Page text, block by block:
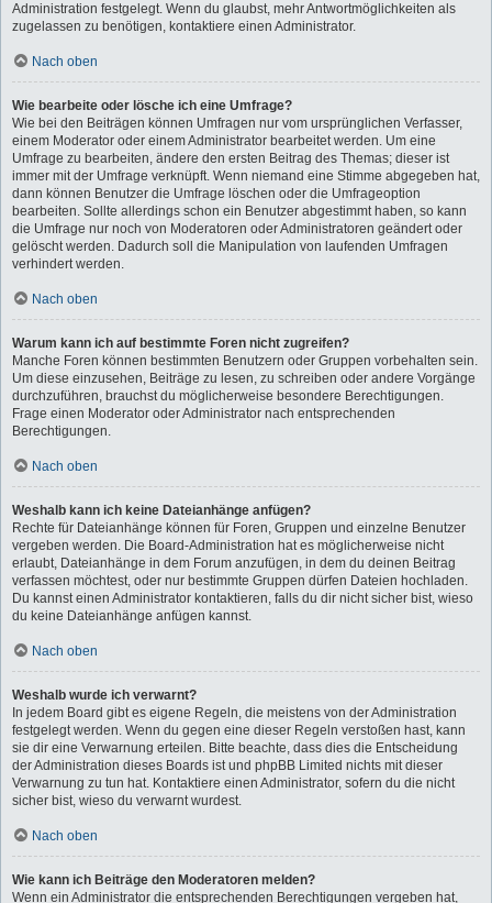
Administration festgelegt. Wenn du glaubst, mehr Antwortmöglichkeiten als
zugelassen zu benötigen, kontaktiere einen Administrator.
Nach oben
Wie bearbeite oder lösche ich eine Umfrage?
Wie bei den Beiträgen können Umfragen nur vom ursprünglichen Verfasser,
einem Moderator oder einem Administrator bearbeitet werden. Um eine
Umfrage zu bearbeiten, ändere den ersten Beitrag des Themas; dieser ist
immer mit der Umfrage verknüpft. Wenn niemand eine Stimme abgegeben hat,
dann können Benutzer die Umfrage löschen oder die Umfrageoption
bearbeiten. Sollte allerdings schon ein Benutzer abgestimmt haben, so kann
die Umfrage nur noch von Moderatoren oder Administratoren geändert oder
gelöscht werden. Dadurch soll die Manipulation von laufenden Umfragen
verhindert werden.
Nach oben
Warum kann ich auf bestimmte Foren nicht zugreifen?
Manche Foren können bestimmten Benutzern oder Gruppen vorbehalten sein.
Um diese einzusehen, Beiträge zu lesen, zu schreiben oder andere Vorgänge
durchzuführen, brauchst du möglicherweise besondere Berechtigungen.
Frage einen Moderator oder Administrator nach entsprechenden
Berechtigungen.
Nach oben
Weshalb kann ich keine Dateianhänge anfügen?
Rechte für Dateianhänge können für Foren, Gruppen und einzelne Benutzer
vergeben werden. Die Board-Administration hat es möglicherweise nicht
erlaubt, Dateianhänge in dem Forum anzufügen, in dem du deinen Beitrag
verfassen möchtest, oder nur bestimmte Gruppen dürfen Dateien hochladen.
Du kannst einen Administrator kontaktieren, falls du dir nicht sicher bist, wieso
du keine Dateianhänge anfügen kannst.
Nach oben
Weshalb wurde ich verwarnt?
In jedem Board gibt es eigene Regeln, die meistens von der Administration
festgelegt werden. Wenn du gegen eine dieser Regeln verstoßen hast, kann
sie dir eine Verwarnung erteilen. Bitte beachte, dass dies die Entscheidung
der Administration dieses Boards ist und phpBB Limited nichts mit dieser
Verwarnung zu tun hat. Kontaktiere einen Administrator, sofern du die nicht
sicher bist, wieso du verwarnt wurdest.
Nach oben
Wie kann ich Beiträge den Moderatoren melden?
Wenn ein Administrator die entsprechenden Berechtigungen vergeben hat,